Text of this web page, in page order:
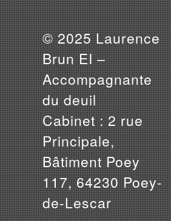
© 2025 Laurence
Brun EI –
Accompagnante
du deuil
Cabinet : 2 rue
Principale,
Bâtiment Poey
117, 64230 Poey-
de-Lescar